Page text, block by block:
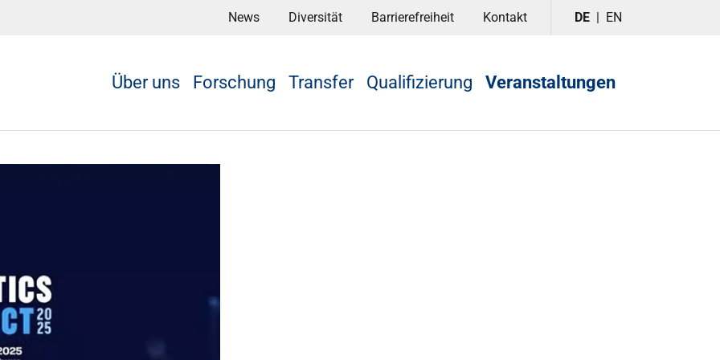
News Diversität Barrierefreiheit Kontakt DE EN
Über uns Forschung Transfer Qualifizierung Veranstaltungen